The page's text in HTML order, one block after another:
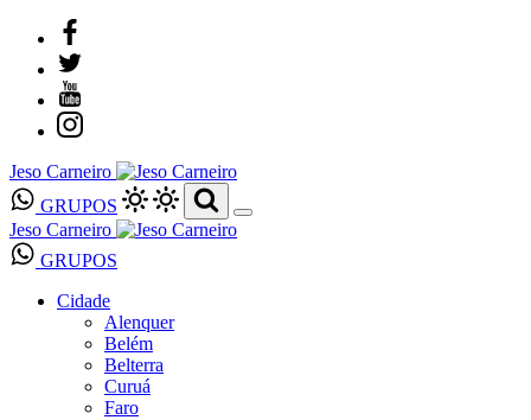
Jeso Carneiro
GRUPOS
Jeso Carneiro
GRUPOS
Cidade
Alenquer
Belém
Belterra
Curuá
Faro